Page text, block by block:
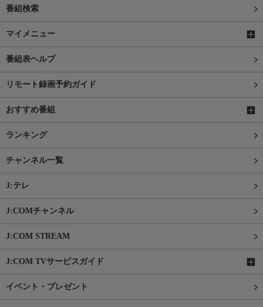
番組検索
マイメニュー
番組表ヘルプ
リモート録画予約ガイド
おすすめ番組
ランキング
チャンネル一覧
J:テレ
J:COMチャンネル
J:COM STREAM
J:COM TVサービスガイド
イベント・プレゼント